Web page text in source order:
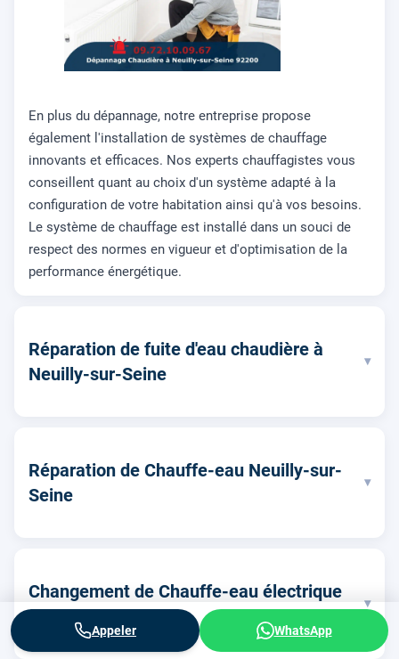
En plus du dépannage, notre entreprise propose
également l'installation de systèmes de chauffage
innovants et efficaces. Nos experts chauffagistes vous
conseillent quant au choix d'un système adapté à la
configuration de votre habitation ainsi qu'à vos besoins.
Le système de chauffage est installé dans un souci de
respect des normes en vigueur et d'optimisation de la
performance énergétique.
Réparation de fuite d'eau chaudière à
Neuilly-sur-Seine
▾
Réparation de Chauffe-eau Neuilly-sur-
Seine
▾
Changement de Chauffe-eau électrique
à Neuilly-sur-Seine
▾
Appeler
WhatsApp